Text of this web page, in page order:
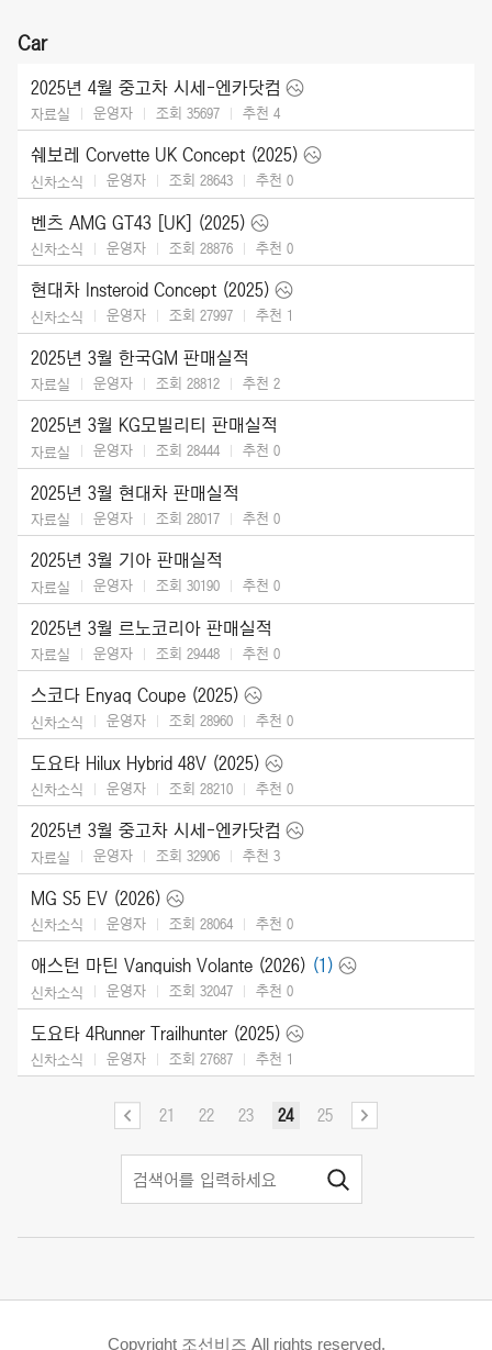
Car
2025년 4월 중고차 시세-엔카닷컴
자료실 운영자 조회 35697 추천 4
쉐보레 Corvette UK Concept (2025)
신차소식 운영자 조회 28643 추천 0
벤츠 AMG GT43 [UK] (2025)
신차소식 운영자 조회 28876 추천 0
현대차 Insteroid Concept (2025)
신차소식 운영자 조회 27997 추천 1
2025년 3월 한국GM 판매실적
자료실 운영자 조회 28812 추천 2
2025년 3월 KG모빌리티 판매실적
자료실 운영자 조회 28444 추천 0
2025년 3월 현대차 판매실적
자료실 운영자 조회 28017 추천 0
2025년 3월 기아 판매실적
자료실 운영자 조회 30190 추천 0
2025년 3월 르노코리아 판매실적
자료실 운영자 조회 29448 추천 0
스코다 Enyaq Coupe (2025)
신차소식 운영자 조회 28960 추천 0
도요타 Hilux Hybrid 48V (2025)
신차소식 운영자 조회 28210 추천 0
2025년 3월 중고차 시세-엔카닷컴
자료실 운영자 조회 32906 추천 3
MG S5 EV (2026)
신차소식 운영자 조회 28064 추천 0
애스턴 마틴 Vanquish Volante (2026) (1)
신차소식 운영자 조회 32047 추천 0
도요타 4Runner Trailhunter (2025)
신차소식 운영자 조회 27687 추천 1
21 22 23 24 25
Copyright 조선비즈 All rights reserved.